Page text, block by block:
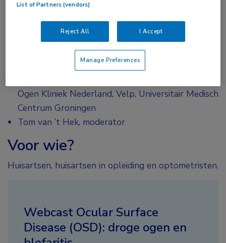
In bijgaande video
https://youtu.be/Q4TGrvd8CUEvindt u een
instructie voor het reinigen van de oogleden.
Ogen Kliniek Nederland, Velp, Universitair Medisch
Centrum Groningen
Tom van ’t Hek, moderator
Voor wie?
Huisartsen, huisartsen in opleiding en optometristen.
Webcast Ocular Surface
Disease (OSD): droge ogen en
List of Partners (vendors)
Reject All I Accept
Manage Preferences